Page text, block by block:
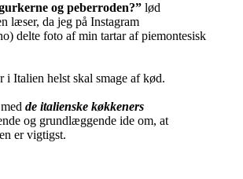
og peberroden?”lød
læser, da jeg på Instagram
delte foto af min tartar af piemontesisk
i Italien helst skal smage af kød.
de italienske køkkeners
og grundlæggende ide om, at
er vigtigst.